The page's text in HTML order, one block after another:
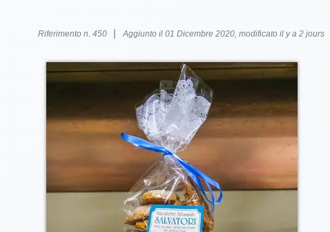
Riferimento n. 450 | Aggiunto il 01 Dicembre 2020, modificato il y a 2 jours